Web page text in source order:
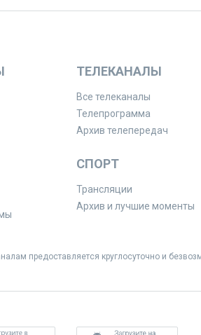
ТЕЛЕКАНАЛЫ
Все телеканалы
Телепрограмма
Архив телепередач
СПОРТ
Трансляции
Архив и лучшие моменты
предоставляется круглосуточно и